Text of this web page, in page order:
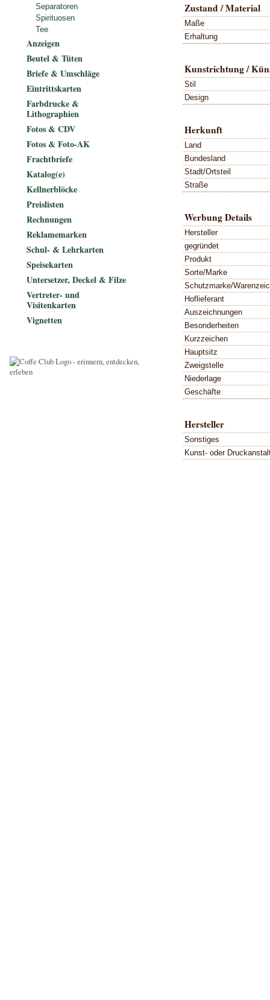
Zustand / Material
Maße
Erhaltung
Kunstrichtung /
Stil
Design
Herkunft
Land
Bundesland
Stadt/Ortsteil
Straße
Werbung Details
Hersteller
gegründet
Produkt
Sorte/Marke
Schutzmarke/
Hoflieferant
Auszeichnungen
Besonderheiten
Kurzzeichen
Hauptsitz
Zweigstelle
Niederlage
Geschäfte
Hersteller
Sonstiges
Kunst- oder
Separatoren
Spirituosen
Tee
Anzeigen
Beutel & Tüten
Briefe & Umschläge
Eintrittskarten
Farbdrucke &
Lithographien
Fotos & CDV
Fotos & Foto-AK
Frachtbriefe
Katalog(e)
Kellnerblöcke
Preislisten
Rechnungen
Reklamemarken
Schul- & Lehrkarten
Speisekarten
Untersetzer, Deckel & Filze
Vertreter- und
Visitenkarten
Vignetten